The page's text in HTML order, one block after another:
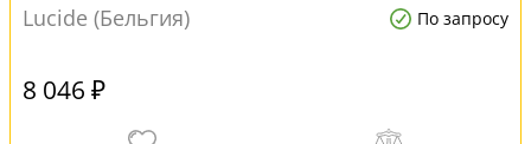
Lucide (Бельгия) По запросу
8 046 ₽